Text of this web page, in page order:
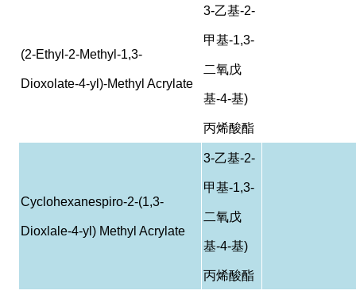
(2-Ethyl-2-Methyl-1,3-
Dioxolate-4-yl)-Methyl Acrylate
3-乙基-2-
甲基-1,3-
二氧戊
基-4-基)
丙烯酸酯
Cyclohexanespiro-2-(1,3-
Dioxlale-4-yl) Methyl Acrylate
3-乙基-2-
甲基-1,3-
二氧戊
基-4-基)
丙烯酸酯